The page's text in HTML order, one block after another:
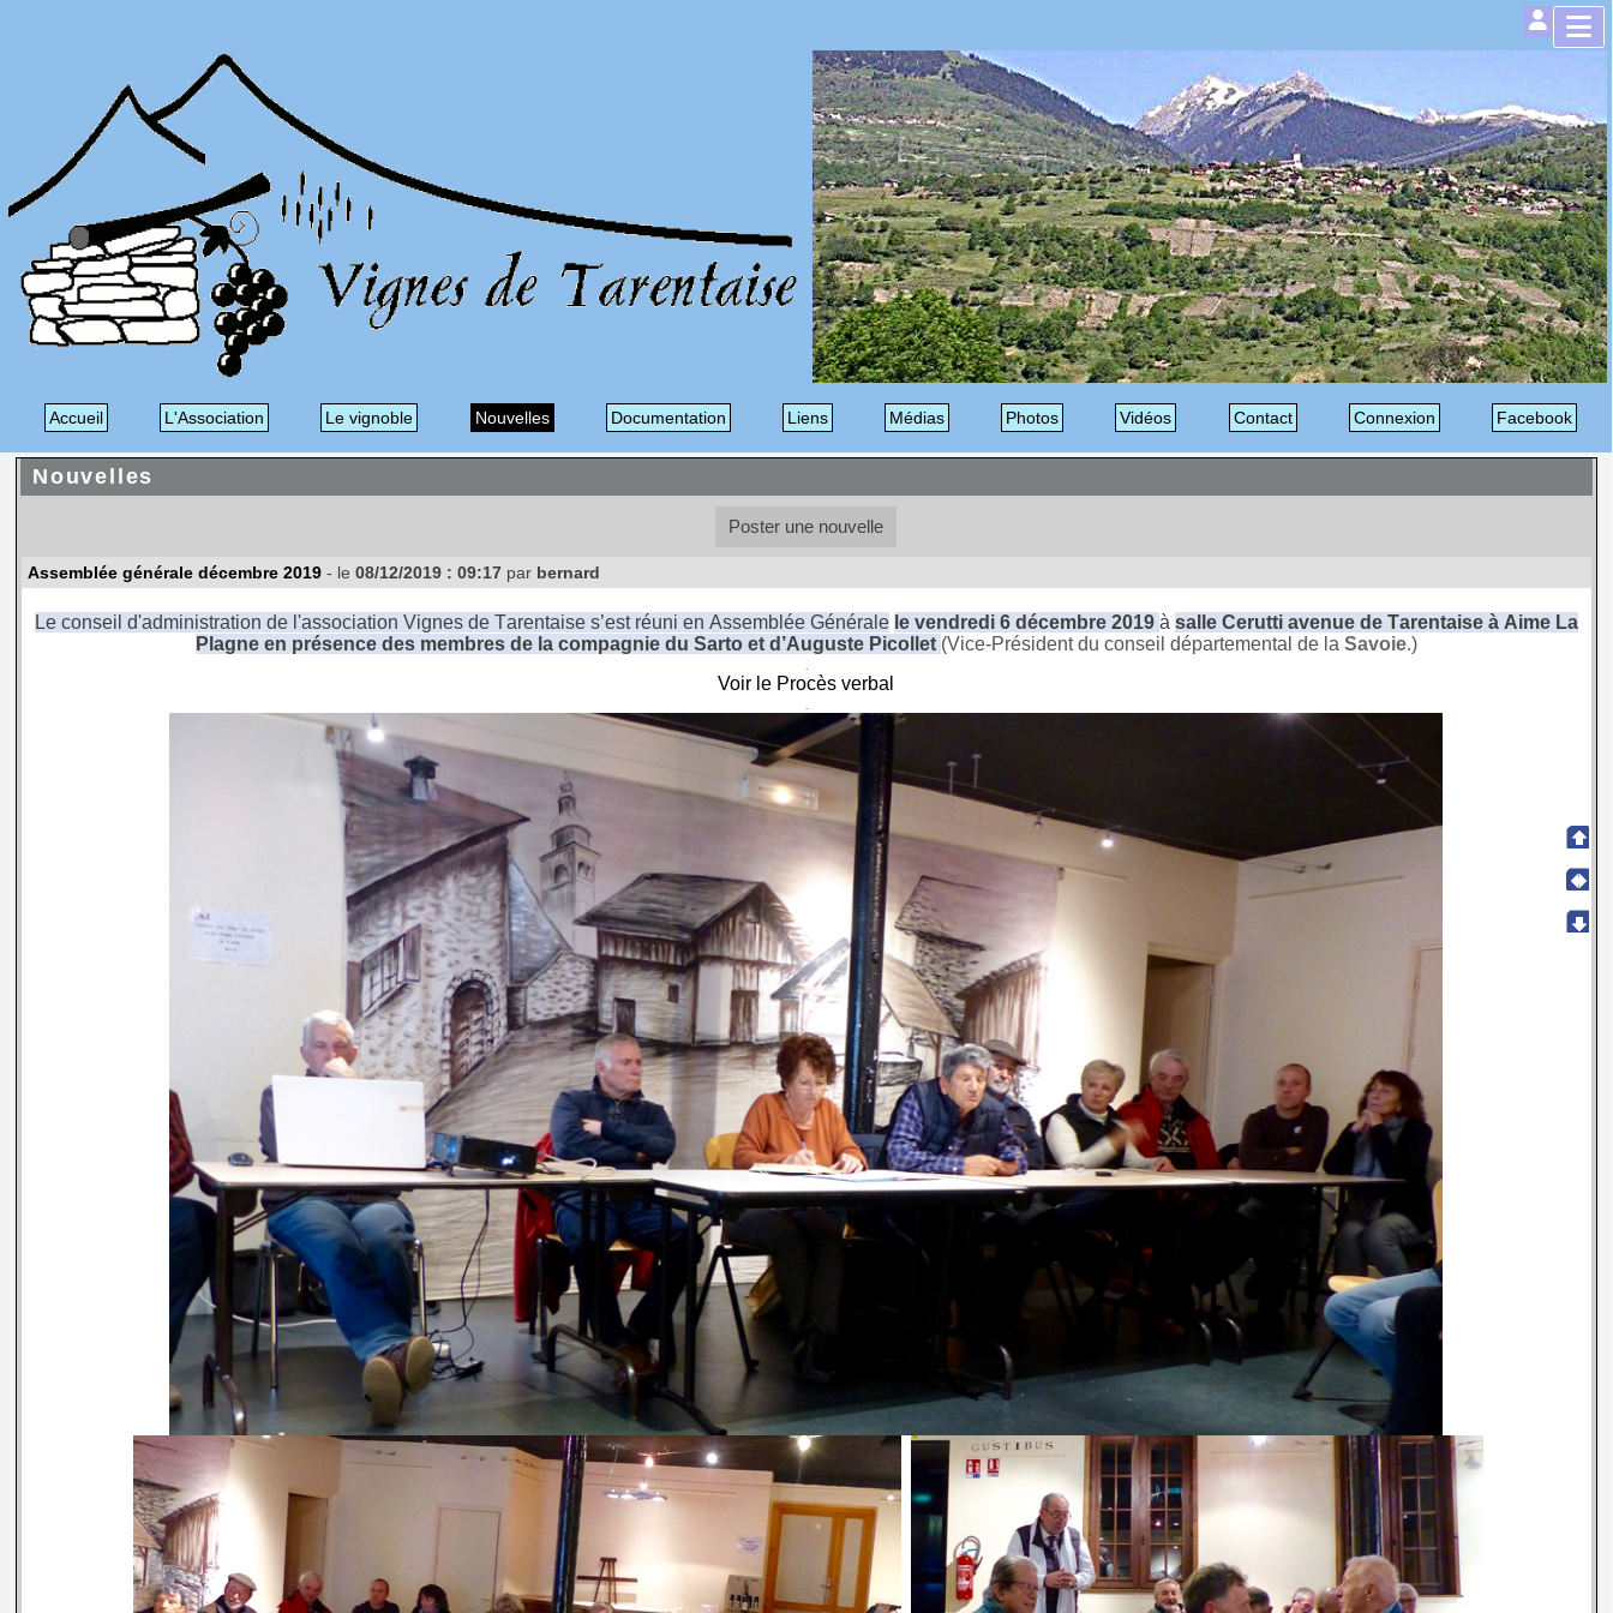
Accueil L'Association Le vignoble Nouvelles Documentation Liens Médias Photos Vidéos Contact Connexion Facebook
Nouvelles
Poster une nouvelle
Assemblée générale décembre 2019 - le 08/12/2019 : 09:17par bernard
Le conseil d'administration de l'association Vignes de Tarentaise s’est réuni en Assemblée Générale le vendredi 6 décembre 2019 à salle Cerutti avenue de Tarentaise à Aime La
Plagne en présence des membres de la compagnie du Sarto et d’Auguste Picollet (Vice-Président du conseil départemental de la Savoie.)
.
Voir le Procès verbal
.